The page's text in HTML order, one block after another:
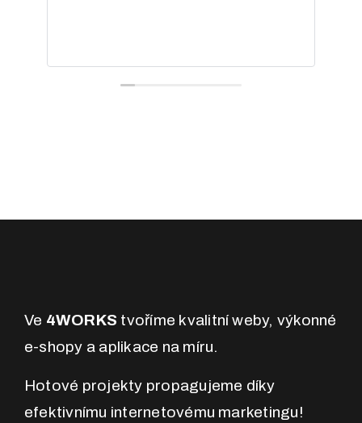
Ve 4WORKS tvoříme kvalitní weby, výkonné
e-shopy a aplikace na míru.
Hotové projekty propagujeme díky
efektivnímu internetovému marketingu!